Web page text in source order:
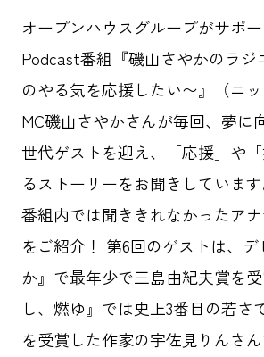
オープンハウスグループがサポー
Podcast番組『磯山さやかのラジ
のやる気を応援したい〜』（ニッ
MC磯山さやかさんが毎回、夢に
世代ゲストを迎え、「応援」や
るストーリーをお聞きしています
番組内では聞ききれなかったア
をご紹介！ 第6回のゲストは、
か』で最年少で三島由紀夫賞を
し、燃ゆ』では史上3番目の若さ
を受賞した作家の宇佐見りんさん